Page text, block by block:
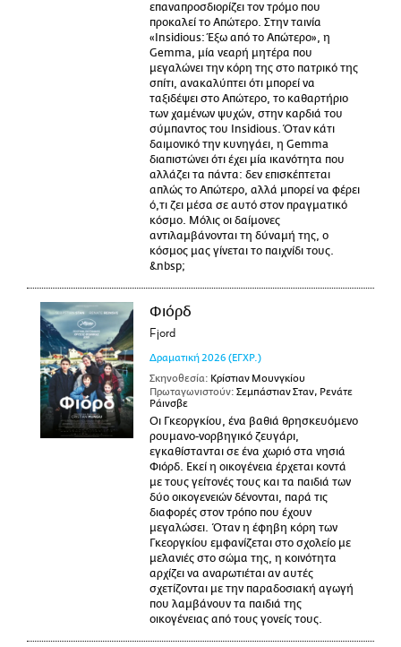
επαναπροσδιορίζει τον τρόμο που
προκαλεί το Απώτερο. Στην ταινία
«Insidious: Έξω από το Απώτερο», η
Gemma, μία νεαρή μητέρα που
μεγαλώνει την κόρη της στο πατρικό της
σπίτι, ανακαλύπτει ότι μπορεί να
ταξιδέψει στο Απώτερο, το καθαρτήριο
των χαμένων ψυχών, στην καρδιά του
σύμπαντος του Insidious. Όταν κάτι
δαιμονικό την κυνηγάει, η Gemma
διαπιστώνει ότι έχει μία ικανότητα που
αλλάζει τα πάντα: δεν επισκέπτεται
απλώς το Απώτερο, αλλά μπορεί να φέρει
ό,τι ζει μέσα σε αυτό στον πραγματικό
κόσμο. Μόλις οι δαίμονες
αντιλαμβάνονται τη δύναμή της, ο
κόσμος μας γίνεται το παιχνίδι τους.
&nbsp;
Φιόρδ
Fjord
Δραματική 2026 (ΕΓΧΡ.)
Σκηνοθεσία: Κρίστιαν Μουνγκίου
Πρωταγωνιστούν: Σεμπάστιαν Σταν, Ρενάτε
Ράινσβε
Οι Γκεοργκίου, ένα βαθιά θρησκευόμενο
ρουμανο-νορβηγικό ζευγάρι,
εγκαθίστανται σε ένα χωριό στα νησιά
Φιόρδ. Εκεί η οικογένεια έρχεται κοντά
με τους γείτονές τους και τα παιδιά των
δύο οικογενειών δένονται, παρά τις
διαφορές στον τρόπο που έχουν
μεγαλώσει. Όταν η έφηβη κόρη των
Γκεοργκίου εμφανίζεται στο σχολείο με
μελανιές στο σώμα της, η κοινότητα
αρχίζει να αναρωτιέται αν αυτές
σχετίζονται με την παραδοσιακή αγωγή
που λαμβάνουν τα παιδιά της
οικογένειας από τους γονείς τους.